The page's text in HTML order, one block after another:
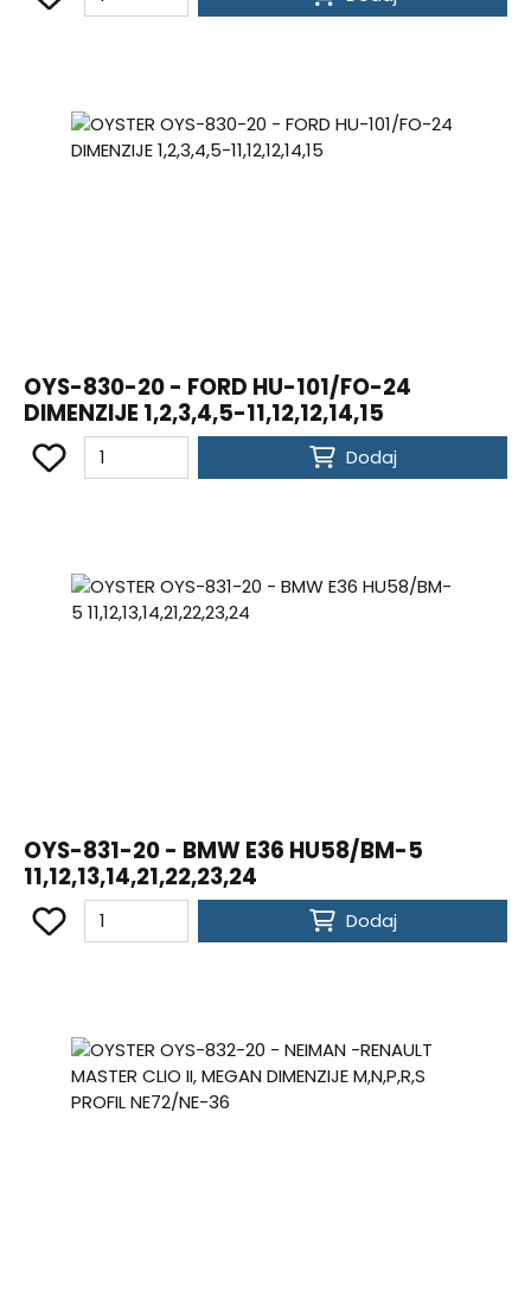
OYS-830-20 - FORD HU-101/FO-24
DIMENZIJE 1,2,3,4,5-11,12,12,14,15
Dodaj
OYS-831-20 - BMW E36 HU58/BM-5
11,12,13,14,21,22,23,24
Dodaj